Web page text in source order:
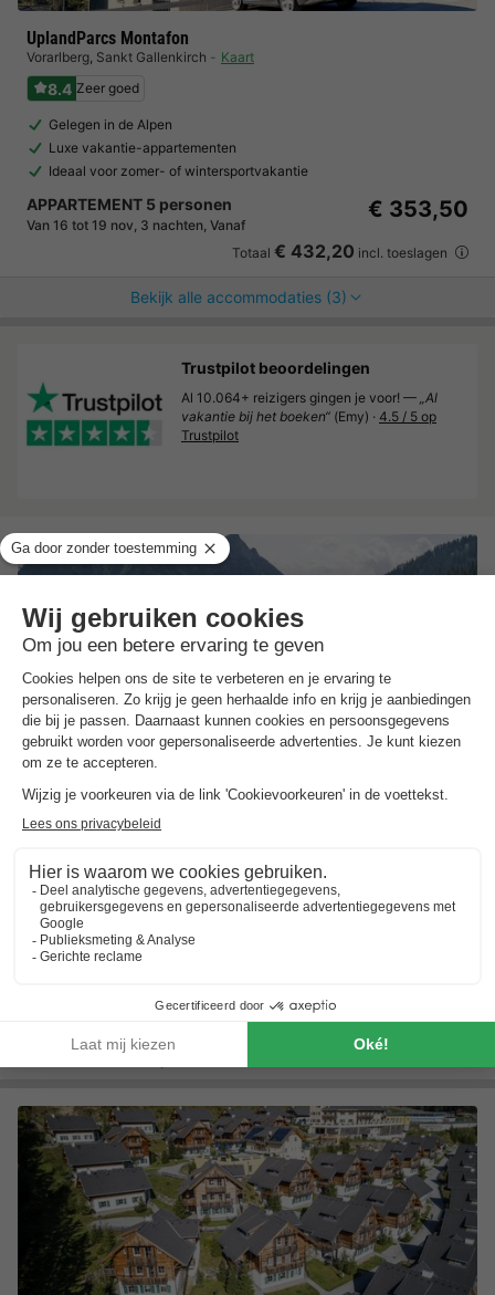
UplandParcs Montafon
Vorarlberg, Sankt Gallenkirch Kaart
8.4 Zeer goed
Gelegen in de Alpen
Luxe vakantie-appartementen
Ideaal voor zomer- of wintersportvakantie
APPARTEMENT 5 personen
Van 16 tot 19 nov, 3 nachten, Vanaf
€ 353,50
Totaal € 432,20 incl. toeslagen
Bekijk alle accommodaties (3)
Landal Hochmontafon
Vorarlberg,Gargellen
Moderne chalets met sauna en wellnessruimte…
Directe toegang tot wandelpaden en skigebieden…
Fantastisch panoramisch uitzicht op de Silvretta…
APPARTEMENT 4 personen
Totaal€ 437,70
Trustpilot beoordelingen
Al 10.064+ reizigers gingen je voor! — „Al
vakantie bij het boeken“ (Emy) · 4.5 / 5 op
Trustpilot